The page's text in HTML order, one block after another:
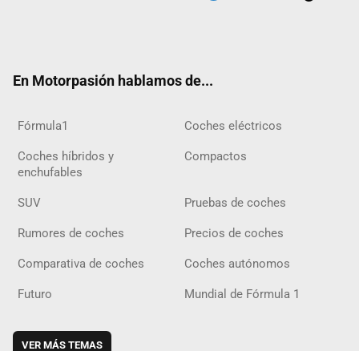
En Motorpasión hablamos de...
Fórmula1 Coches eléctricos
Coches híbridos y
enchufables
Compactos
SUV Pruebas de coches
Rumores de coches Precios de coches
Comparativa de coches Coches autónomos
Futuro Mundial de Fórmula 1
VER MÁS TEMAS